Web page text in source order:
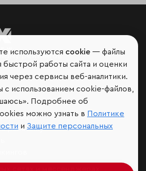
рейтингов
рассылку
используются cookie — файлы
быстрой работы сайта и оценки
через сервисы веб-аналитики.
с использованием cookie-файлов,
Подробнее об
можно узнать в Политике
и Защите персональных